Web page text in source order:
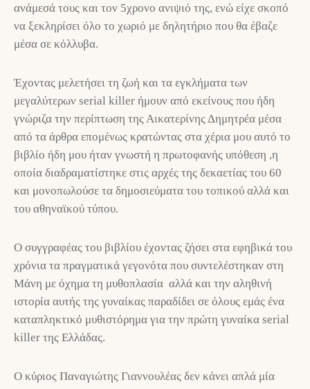
ανάμεσά τους και τον 5χρονο ανιψιό της, ενώ είχε σκοπό
να ξεκληρίσει όλο το χωριό με δηλητήριο που θα έβαζε
μέσα σε κόλλυβα.
Έχοντας μελετήσει τη ζωή και τα εγκλήματα των
μεγαλύτερων serial killer ήμουν από εκείνους που ήδη
γνώριζα την περίπτωση της Αικατερίνης Δημητρέα μέσα
από τα άρθρα επομένως κρατώντας στα χέρια μου αυτό το
βιβλίο ήδη μου ήταν γνωστή η πρωτοφανής υπόθεση ,η
οποία διαδραματίστηκε στις αρχές της δεκαετίας του 60
και μονοπωλούσε τα δημοσιεύματα του τοπικού αλλά και
του αθηναϊκού τύπου.
Ο συγγραφέας του βιβλίου έχοντας ζήσει στα εφηβικά του
χρόνια τα πραγματικά γεγονότα που συντελέστηκαν στη
Μάνη με όχημα τη μυθοπλασία αλλά και την αληθινή
ιστορία αυτής της γυναίκας παραδίδει σε όλους εμάς ένα
καταπληκτικό μυθιστόρημα για την πρώτη γυναίκα serial
killer της Ελλάδας.
Ο κύριος Παναγιώτης Γιαννουλέας δεν κάνει απλά μία